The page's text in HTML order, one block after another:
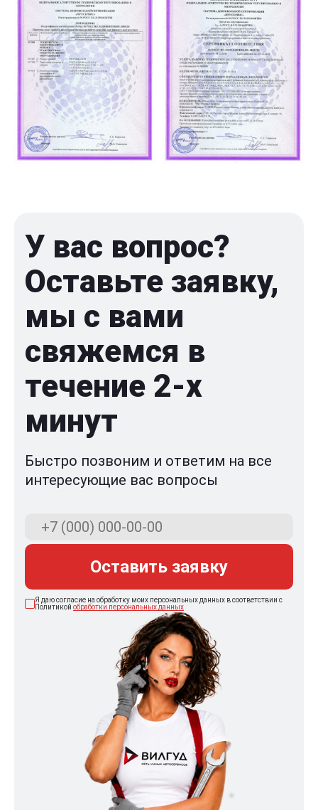
У вас вопрос?
Оставьте заявку,
мы с вами
свяжемся в
течение 2-x
минут
Быстро позвоним и ответим на все
интересующие вас вопросы
Оставить заявку
Я даю согласие на обработку моих персональных данных в соответствии с
Политикой обработки персональных данных